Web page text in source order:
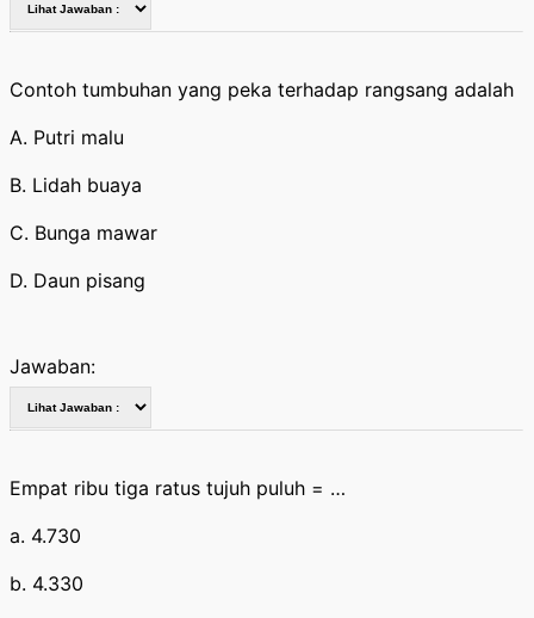
Contoh tumbuhan yang peka terhadap rangsang adalah
A. Putri malu
B. Lidah buaya
C. Bunga mawar
D. Daun pisang
Jawaban:
Empat ribu tiga ratus tujuh puluh = …
a. 4.730
b. 4.330